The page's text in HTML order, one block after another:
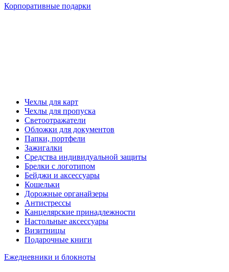
Корпоративные подарки
Чехлы для карт
Чехлы для пропуска
Светоотражатели
Обложки для документов
Папки, портфели
Зажигалки
Средства индивидуальной защиты
Брелки с логотипом
Бейджи и аксессуары
Кошельки
Дорожные органайзеры
Антистрессы
Канцелярские принадлежности
Настольные аксессуары
Визитницы
Подарочные книги
Ежедневники и блокноты